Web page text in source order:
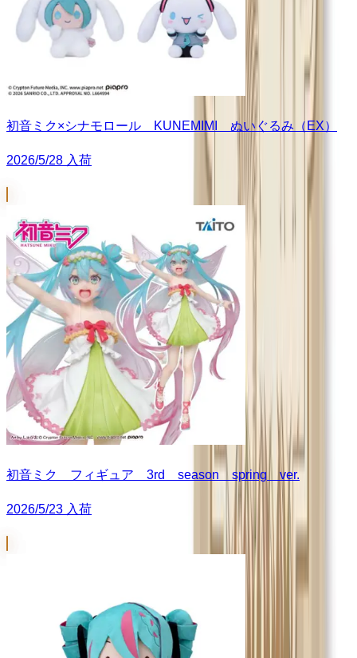
初音ミク×シナモロール KUNEMIMI ぬいぐるみ（EX）
2026/5/28 入荷
初音ミク フィギュア 3rd season spring ver.
2026/5/23 入荷